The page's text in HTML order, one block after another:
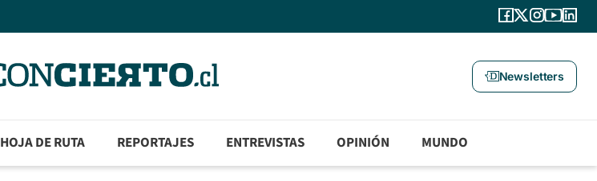
Newsletters
HOJA DE RUTA REPORTAJES ENTREVISTAS OPINIÓN MUNDO